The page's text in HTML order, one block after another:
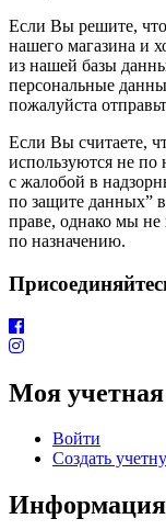
Если Вы решите, что
нашего магазина и
из нашей базы
персональные
пожалуйста
Если Вы считаете,
используются не по
с жалобой в
по защите данных”
праве, однако мы
по назначению.
Моя учетная
Войти
Создать
Информация